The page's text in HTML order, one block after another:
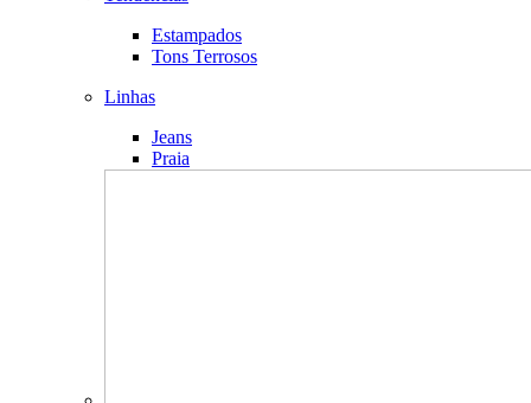
Estampados
Tons Terrosos
Linhas
Jeans
Praia